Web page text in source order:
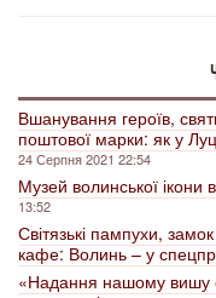
Вшанування героїв,
поштової марки: як у
24 Серпня 2021 22:54
Музей волинської ікони
13:52
Світязькі пампухи,
кафе: Волинь – у
«Надання нашому вишу